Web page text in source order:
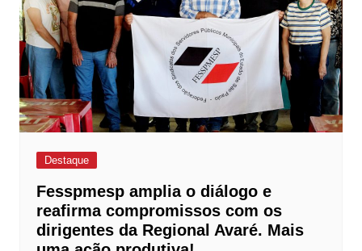
Destaque
Fesspmesp amplia o diálogo e
reafirma compromissos com os
dirigentes da Regional Avaré. Mais